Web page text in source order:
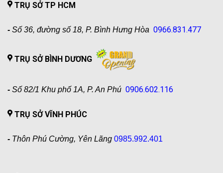
TRỤ SỞ TP HCM
- Số 36, đường số 18, P. Bình Hưng Hòa 0966.831.477
TRỤ SỞ BÌNH DƯƠNG
- Số 82/1 Khu phố 1A, P. An Phú 0906.602.116
TRỤ SỞ VĨNH PHÚC
- Thôn Phú Cường, Yên Lãng 0985.992.401